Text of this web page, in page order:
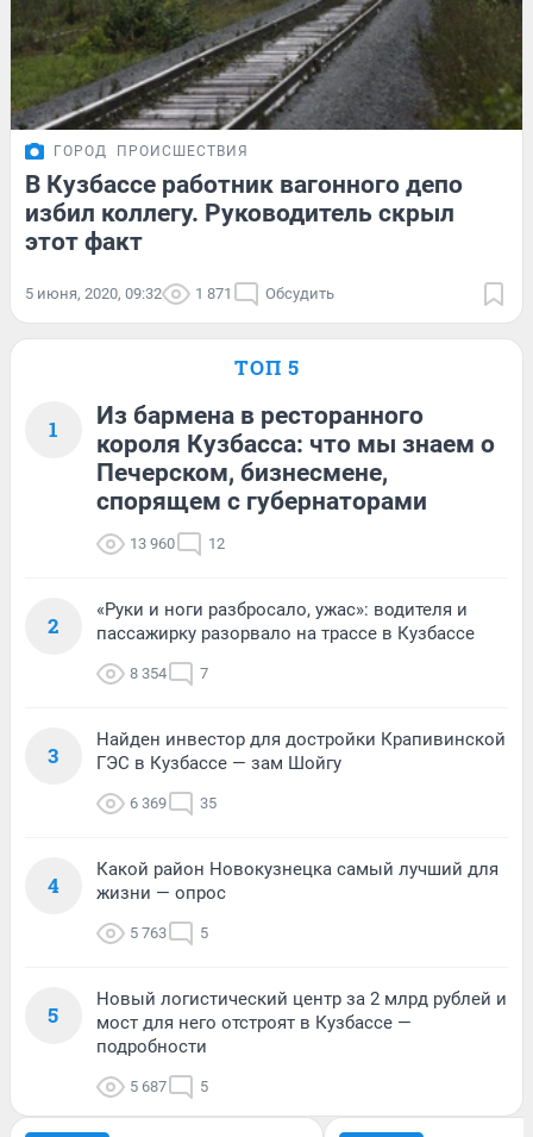
ГОРОД ПРОИСШЕСТВИЯ
В Кузбассе работник вагонного депо
избил коллегу. Руководитель скрыл
этот факт
5 июня, 2020, 09:32 1 871 Обсудить
ТОП 5
1
Из бармена в ресторанного
короля Кузбасса: что мы знаем о
Печерском, бизнесмене,
спорящем с губернаторами
13 960 12
2
«Руки и ноги разбросало, ужас»: водителя и
пассажирку разорвало на трассе в Кузбассе
8 354 7
3
Найден инвестор для достройки Крапивинской
ГЭС в Кузбассе — зам Шойгу
6 369 35
4
Какой район Новокузнецка самый лучший для
жизни — опрос
5 763 5
5
Новый логистический центр за 2 млрд рублей и
мост для него отстроят в Кузбассе —
подробности
5 687 5